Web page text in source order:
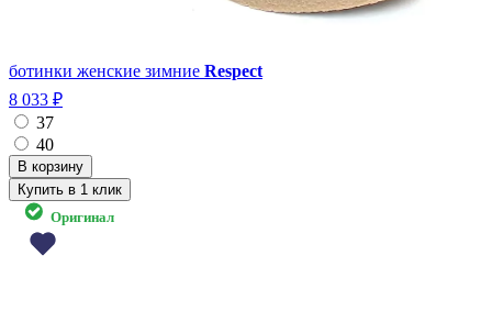
ботинки женские зимние Respect
8 033 ₽
37
40
Купить в 1 клик
Оригинал